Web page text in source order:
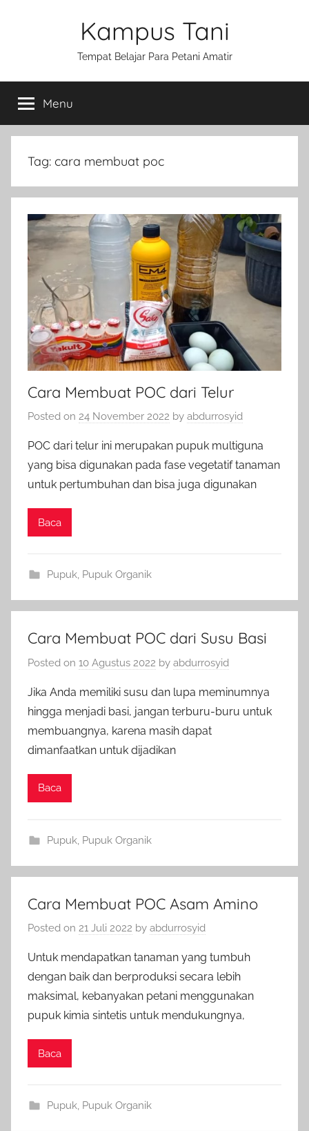
Kampus Tani
Tempat Belajar Para Petani Amatir
Menu
Tag: cara membuat poc
Cara Membuat POC dari Telur
Posted on 24 November 2022 by abdurrosyid
POC dari telur ini merupakan pupuk multiguna
yang bisa digunakan pada fase vegetatif tanaman
untuk pertumbuhan dan bisa juga digunakan
Baca
Pupuk, Pupuk Organik
Cara Membuat POC dari Susu Basi
Posted on 10 Agustus 2022 by abdurrosyid
Jika Anda memiliki susu dan lupa meminumnya
hingga menjadi basi, jangan terburu-buru untuk
membuangnya, karena masih dapat
dimanfaatkan untuk dijadikan
Baca
Pupuk, Pupuk Organik
Cara Membuat POC Asam Amino
Posted on 21 Juli 2022 by abdurrosyid
Untuk mendapatkan tanaman yang tumbuh
dengan baik dan berproduksi secara lebih
maksimal, kebanyakan petani menggunakan
pupuk kimia sintetis untuk mendukungnya,
Baca
Pupuk, Pupuk Organik